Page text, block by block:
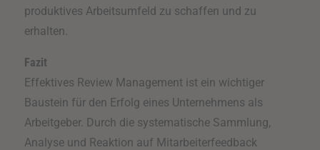
produktives Arbeitsumfeld zu schaffen und zu
erhalten.
Fazit
Effektives Review Management ist ein wichtiger
Baustein für den Erfolg eines Unternehmens als
Arbeitgeber. Durch die systematische Sammlung,
Analyse und Reaktion auf Mitarbeiterfeedback